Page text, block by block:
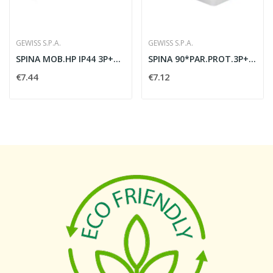
GEWISS S.P.A.
SPINA MOB.HP IP44 3P+T 32A 400V 6H
€7.44
GEWISS S.P.A.
SPINA 90*PAR.PROT.3P+T 16A 380V 6H
€7.12